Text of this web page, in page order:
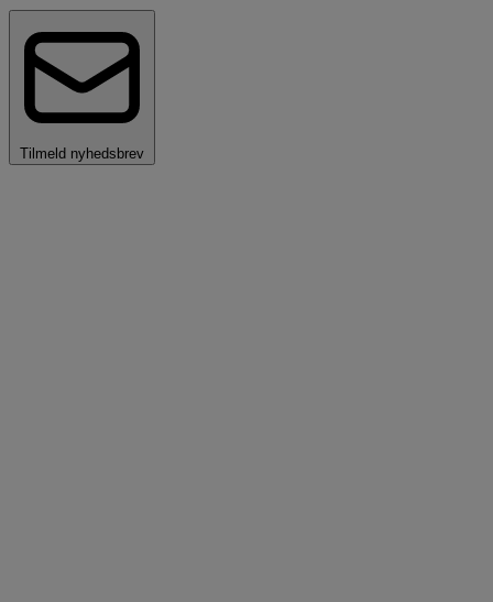
Tilmeld nyhedsbrev